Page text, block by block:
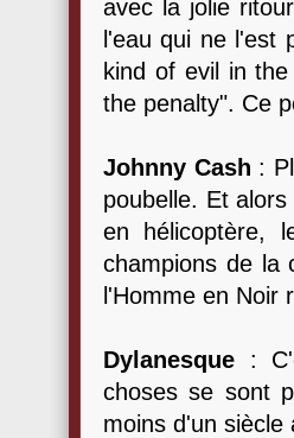
avec la jolie
l'eau qui ne l'est
kind of evil in
the penalty". Ce
Johnny Cash :
poubelle. Et
en hélicoptère,
champions de la
l'Homme en Noir
Dylanesque :
choses se sont
moins d'un siècle